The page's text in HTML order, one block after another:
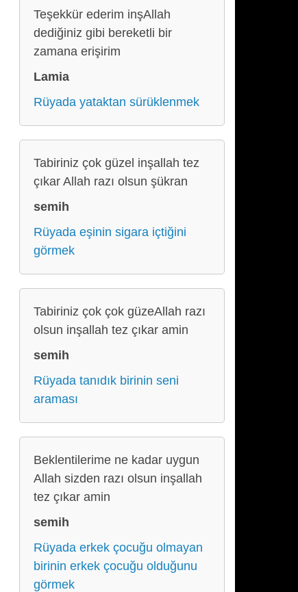
Teşekkür ederim inşAllah
dediğiniz gibi bereketli bir
zamana erişirim
Lamia
Rüyada yataktan sürüklenmek
Tabiriniz çok güzel inşallah tez
çıkar Allah razı olsun şükran
semih
Rüyada eşinin sigara içtiğini
görmek
Tabiriniz çok çok güzeAllah razı
olsun inşallah tez çıkar amin
semih
Rüyada tanıdık birinin seni
araması
Beklentilerime ne kadar uygun
Allah sizden razı olsun inşallah
tez çıkar amin
semih
Rüyada erkek çocuğu olmayan
birinin erkek çocuğu olduğunu
görmek